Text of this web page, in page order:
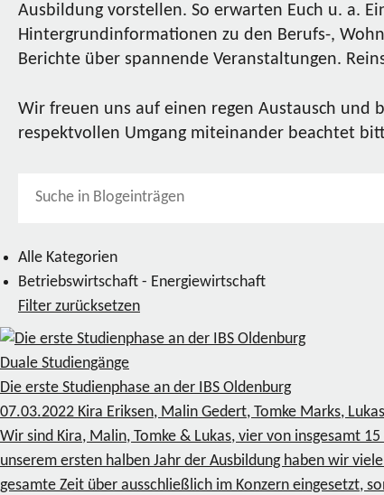
Ausbildung vorstellen. So erwarten Euch u. a.
Hintergrundinformationen zu den Berufs-,
Berichte über spannende Veranstaltungen.
Wir freuen uns auf einen regen Austausch und
respektvollen Umgang miteinander beachtet
Alle Kategorien
Betriebswirtschaft - Energiewirtschaft
Filter zurücksetzen
Duale Studiengänge
Die erste Studienphase an der IBS Oldenburg
07.03.2022 Kira Eriksen, Malin Gedert, Tomke Marks,
Wir sind Kira, Malin, Tomke & Lukas, vier von insgesamt
unserem ersten halben Jahr der Ausbildung haben wir
gesamte Zeit über ausschließlich im Konzern eingesetzt,